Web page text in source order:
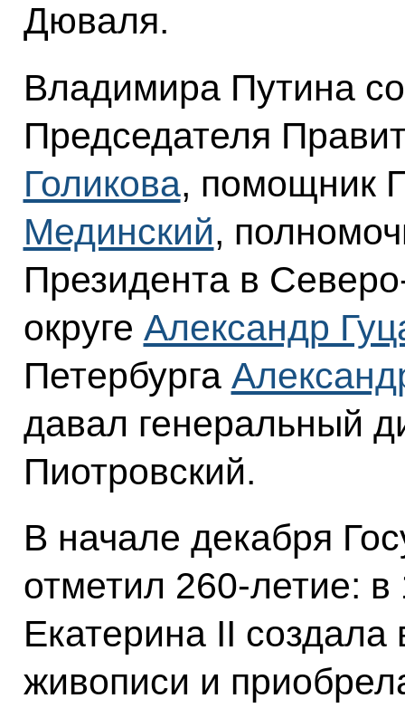
Дюваля.
Владимира Путина
Председателя
Голикова, помощник
Мединский,
Президента в
округе Александр
Петербурга
давал генеральный
Пиотровский.
В начале декабря
отметил 260-летие:
Екатерина II
живописи и